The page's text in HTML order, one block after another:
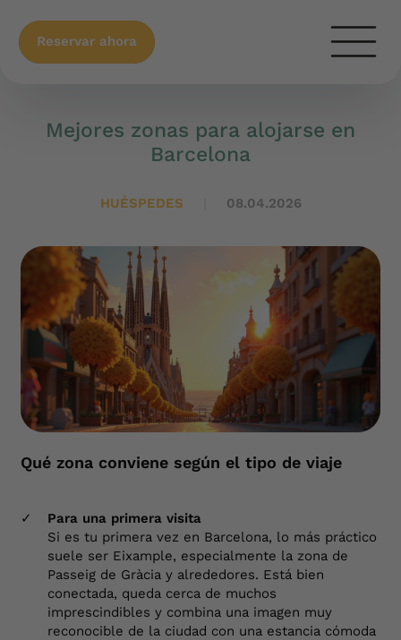
Reservar ahora
Mejores zonas para alojarse en
Barcelona
HUÉSPEDES 08.04.2026
Qué zona conviene según el tipo de viaje
Para una primera visita
Si es tu primera vez en Barcelona, lo más práctico
suele ser Eixample, especialmente la zona de
Passeig de Gràcia y alrededores. Está bien
conectada, queda cerca de muchos
imprescindibles y combina una imagen muy
reconocible de la ciudad con una estancia cómoda